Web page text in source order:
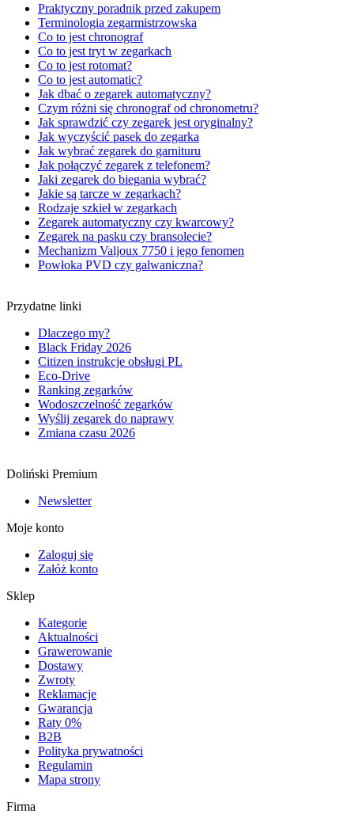
Praktyczny poradnik przed zakupem
Terminologia zegarmistrzowska
Co to jest chronograf
Co to jest tryt w zegarkach
Co to jest rotomat?
Co to jest automatic?
Jak dbać o zegarek automatyczny?
Czym różni się chronograf od chronometru?
Jak sprawdzić czy zegarek jest oryginalny?
Jak wyczyścić pasek do zegarka
Jak wybrać zegarek do garnituru
Jak połączyć zegarek z telefonem?
Jaki zegarek do biegania wybrać?
Jakie są tarcze w zegarkach?
Rodzaje szkieł w zegarkach
Zegarek automatyczny czy kwarcowy?
Zegarek na pasku czy bransolecie?
Mechanizm Valjoux 7750 i jego fenomen
Powłoka PVD czy galwaniczna?
Przydatne linki
Dlaczego my?
Black Friday 2026
Citizen instrukcje obsługi PL
Eco-Drive
Ranking zegarków
Wodoszczelność zegarków
Wyślij zegarek do naprawy
Zmiana czasu 2026
Doliński Premium
Newsletter
Moje konto
Zaloguj się
Załóż konto
Sklep
Kategorie
Aktualności
Grawerowanie
Dostawy
Zwroty
Reklamacje
Gwarancja
Raty 0%
B2B
Polityka prywatności
Regulamin
Mapa strony
Firma